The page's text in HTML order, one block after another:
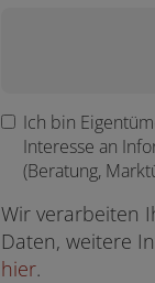
Ich bin
Interesse an
(Beratung,
Wir verarbeiten
Daten, weitere
hier.